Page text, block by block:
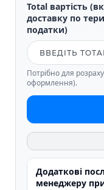
Total вартість
доставку по
податки)
Потрібно для
оформлення).
Додаткові
менеджеру